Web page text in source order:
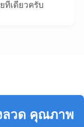
ทีเดียวครับ
ลวด คุณภาพ